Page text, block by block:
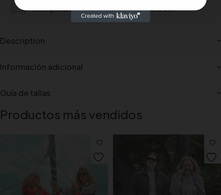
Portes gratiuito para pedidos mínimos de 100€
Description
Información adicional
Guía de tallas
Productos más vendidos